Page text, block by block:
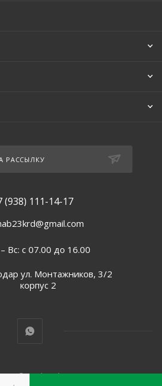
РАССЫЛКУ
(938) 111-14-17
Вс: с 07.00 до 16.00
ул. Монтажников, 3/2
корпус 2
2026 © Snab.Krd